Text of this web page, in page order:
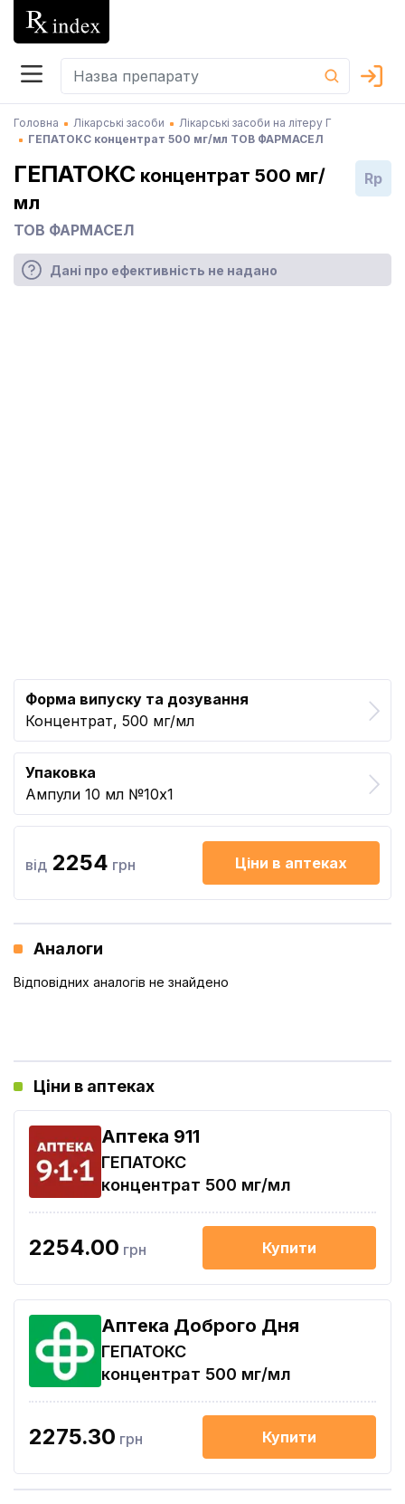
Головна Лікарські засоби
Лікарські засоби на літеру Г
ГЕПАТОКС концентрат 500 мг/мл ТОВ ФАРМАСЕЛ
ГЕПАТОКС концентрат 500 мг/
мл
ТОВ ФАРМАСЕЛ
Rp
Дані про ефективність не надано
Форма випуску та дозування
Концентрат, 500 мг/мл
Упаковка
Ампули 10 мл №10x1
від 2254 грн Ціни в аптеках
Аналоги
Відповідних аналогів не знайдено
Ціни в аптеках
Aптека 911
ГЕПАТОКС
концентрат 500 мг/мл
2254.00 грн Купити
Аптека Доброго Дня
ГЕПАТОКС
концентрат 500 мг/мл
2275.30 грн Купити